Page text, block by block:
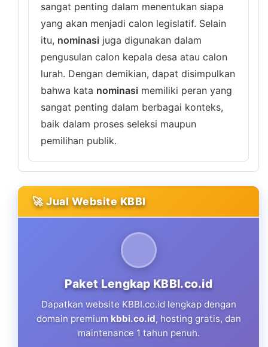
sangat penting dalam menentukan siapa
yang akan menjadi calon legislatif. Selain
itu, nominasi juga digunakan dalam
pengusulan calon kepala desa atau calon
lurah. Dengan demikian, dapat disimpulkan
bahwa kata nominasi memiliki peran yang
sangat penting dalam berbagai konteks,
baik dalam proses seleksi maupun
pemilihan publik.
🚀 Jual Website KBBI
Paket Lengkap KBBI.co.id
Dapatkan website KBBI.co.id lengkap dengan
domain premium kbbi.co.id, hosting gratis, dan
maintenance 1 tahun penuh.